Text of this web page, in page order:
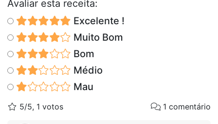
Avaliar esta receita:
Excelente !
Muito Bom
Bom
Médio
Mau
5/5, 1 votos 1 comentário